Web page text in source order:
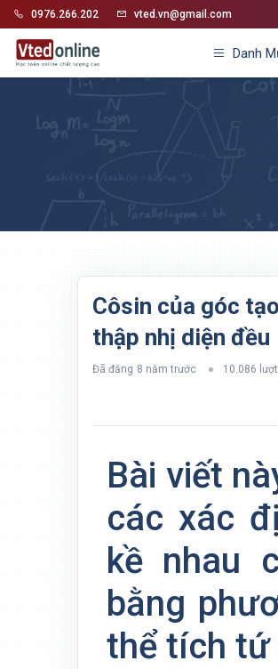
0976.266.202 vted.vn@gmail.com
Danh
Côsin của góc
thập nhị diện đều
Đã đăng 8 năm trước 10.086
Bài viết
các xác
kề nhau
bằng
thể tích tứ